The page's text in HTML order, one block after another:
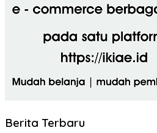
Berita Terbaru